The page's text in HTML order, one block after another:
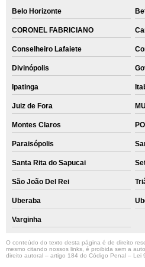
Belo Horizonte
CORONEL FABRICIANO
Conselheiro Lafaiete
Divinópolis
Ipatinga
Juiz de Fora
Montes Claros
Paraisópolis
Santa Rita do Sapucai
São João Del Rei
Uberaba
Varginha
O conteúdo do texto desta página é de direito
mesmo citando nossos links, é proibida sem a
direito autoral – artigo 184 do Código Penal – Lei